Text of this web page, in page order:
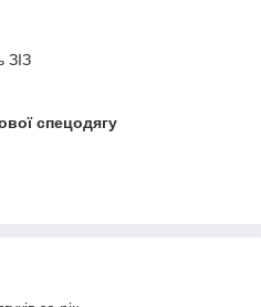
ЗІЗ
спецодягу